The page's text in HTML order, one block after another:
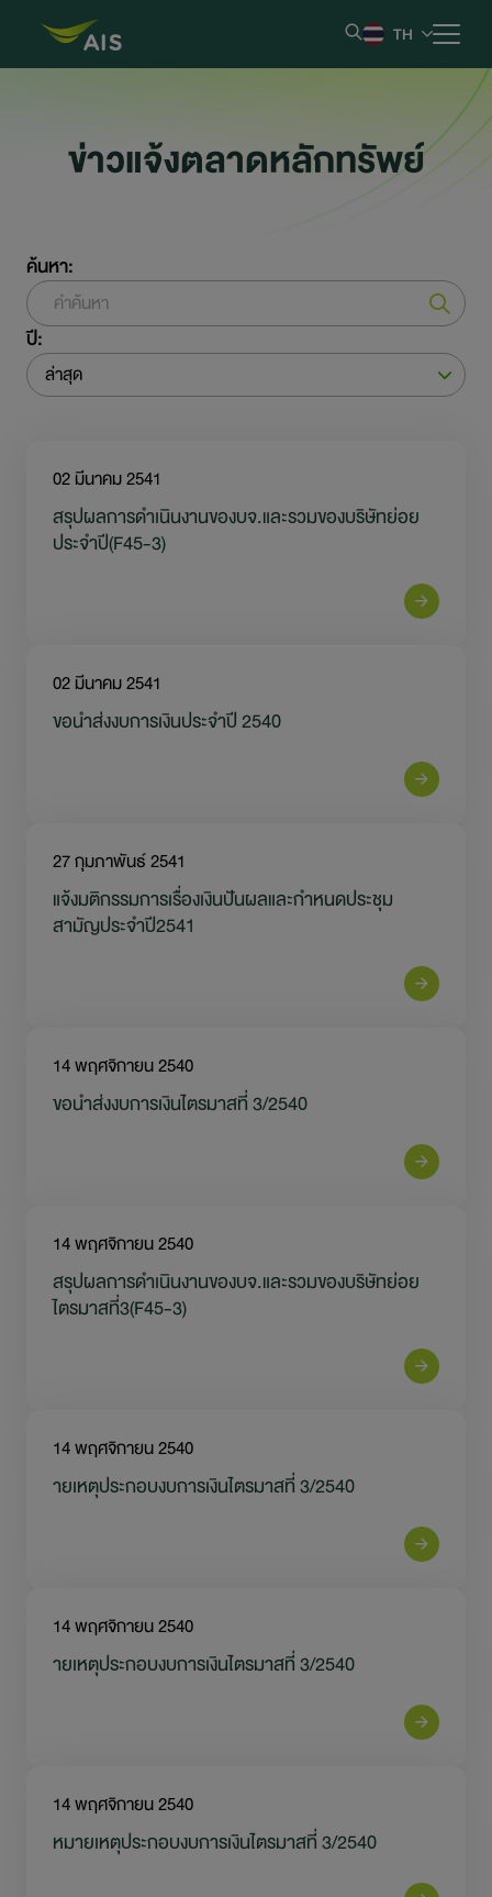
TH
ข้อมูลหลักทรัพย์
ข้อมูลสำหรับผู้ถือหุ้น
การพัฒนาอย่างยั่งยืน
ข่าวสารและกิจกรรม
ไปยังเว็บไซต์หลักบริษัท
ข่าวแจ้งตลาดหลักทรัพย์
ค้นหา:
ปี:
ล่าสุด
02 มีนาคม 2541
สรุปผลการดำเนินงานของบจ.และรวมของบริษัทย่อย
ประจำปี(F45-3)
02 มีนาคม 2541
ขอนำส่งงบการเงินประจำปี 2540
27 กุมภาพันธ์ 2541
แจ้งมติกรรมการเรื่องเงินปันผลและกำหนดประชุม
สามัญประจำปี2541
14 พฤศจิกายน 2540
ขอนำส่งงบการเงินไตรมาสที่ 3/2540
14 พฤศจิกายน 2540
สรุปผลการดำเนินงานของบจ.และรวมของบริษัทย่อย
ไตรมาสที่3(F45-3)
14 พฤศจิกายน 2540
ายเหตุประกอบงบการเงินไตรมาสที่ 3/2540
14 พฤศจิกายน 2540
ายเหตุประกอบงบการเงินไตรมาสที่ 3/2540
14 พฤศจิกายน 2540
หมายเหตุประกอบงบการเงินไตรมาสที่ 3/2540